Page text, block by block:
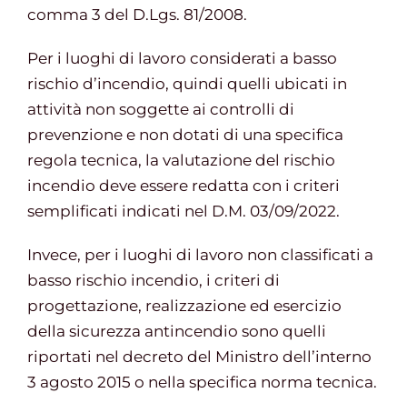
comma 3 del D.Lgs. 81/2008.
Per i luoghi di lavoro considerati a basso
rischio d’incendio, quindi quelli ubicati in
attività non soggette ai controlli di
prevenzione e non dotati di una specifica
regola tecnica, la valutazione del rischio
incendio deve essere redatta con i criteri
semplificati indicati nel D.M. 03/09/2022.
Invece, per i luoghi di lavoro non classificati a
basso rischio incendio, i criteri di
progettazione, realizzazione ed esercizio
della sicurezza antincendio sono quelli
riportati nel decreto del Ministro dell’interno
3 agosto 2015 o nella specifica norma tecnica.